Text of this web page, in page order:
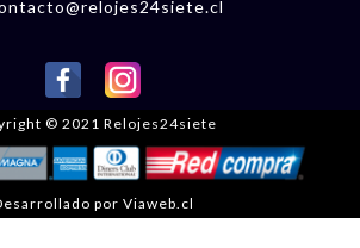
© 2021 Relojes24siete
por Viaweb.cl